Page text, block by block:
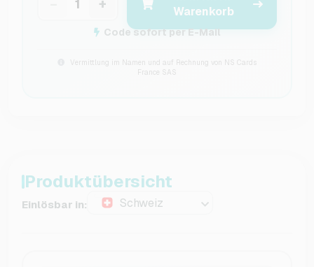
+
Warenkorb
Code sofort per E-Mail
Vermittlung im Namen und auf Rechnung von NS Cards
France SAS
Produktübersicht
Einlösbar in: Schweiz